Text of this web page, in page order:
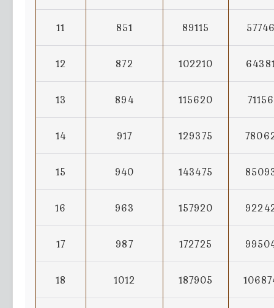
11 851 89115
12 872 102210
13 894 115620 71156
14 917 129375
15 940 143475
16 963 157920
17 987 172725
18 1012 187905